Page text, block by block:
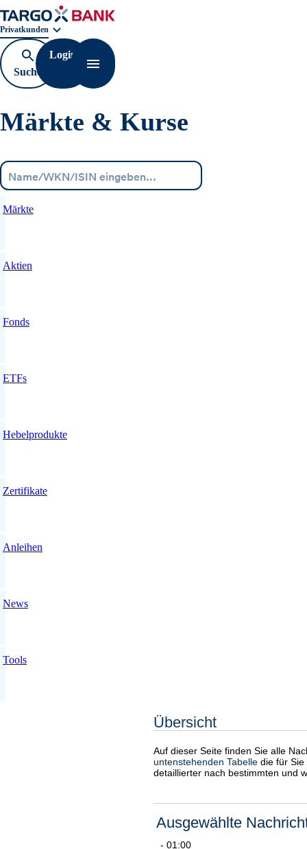
Geschäftsbereichnavigation. Aktuelle Auswahl:
Privatkunden
Suche
öffnen
Login
Navigation öffnen
Märkte & Kurse
Märkte
Aktien
Fonds
ETFs
Hebelprodukte
Zertifikate
Anleihen
News
Tools
Übersicht
Auf dieser Seite finden Sie alle
untenstehenden Tabelle die für
detaillierter nach bestimmten und
Ausgewählte
- 01:00